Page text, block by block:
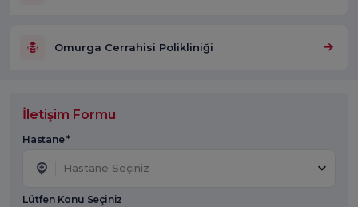
Omurga Cerrahisi Polikliniği
İletişim Formu
Hastane *
Hastane Seçiniz
Lütfen Konu Seçiniz